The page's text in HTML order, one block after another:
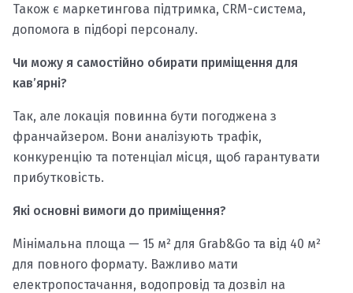
Також є маркетингова підтримка, CRM-система,
допомога в підборі персоналу.
Чи можу я самостійно обирати приміщення для
кав’ярні?
Так, але локація повинна бути погоджена з
франчайзером. Вони аналізують трафік,
конкуренцію та потенціал місця, щоб гарантувати
прибутковість.
Які основні вимоги до приміщення?
Мінімальна площа — 15 м² для Grab&Go та від 40 м²
для повного формату. Важливо мати
електропостачання, водопровід та дозвіл на